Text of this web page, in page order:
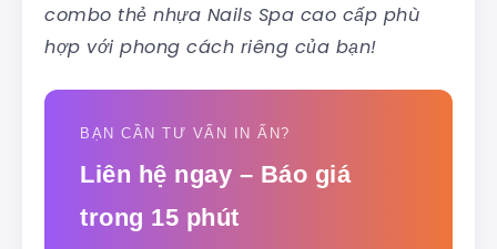
combo thẻ nhựa Nails Spa cao cấp phù
hợp với phong cách riêng của bạn!
BẠN CẦN TƯ VẤN IN ẤN?
Liên hệ ngay – Báo giá
trong 15 phút